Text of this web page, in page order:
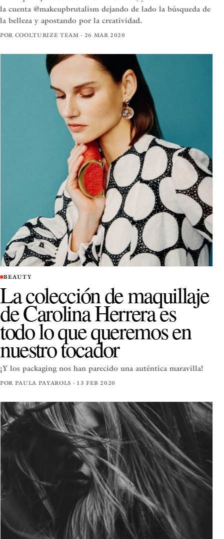
la cuenta @makeupbrutalism dejando de lado la búsqueda de
la belleza y apostando por la creatividad.
POR COOLTURIZE TEAM · 26 MAR 2020
BEAUTY
La colección de maquillaje
de Carolina Herrera es
todo lo que queremos en
nuestro tocador
¡Y los packaging nos han parecido una auténtica maravilla!
POR PAULA PAYAROLS · 13 FEB 2020